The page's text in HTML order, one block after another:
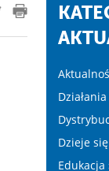
Dzieje
Edukacja